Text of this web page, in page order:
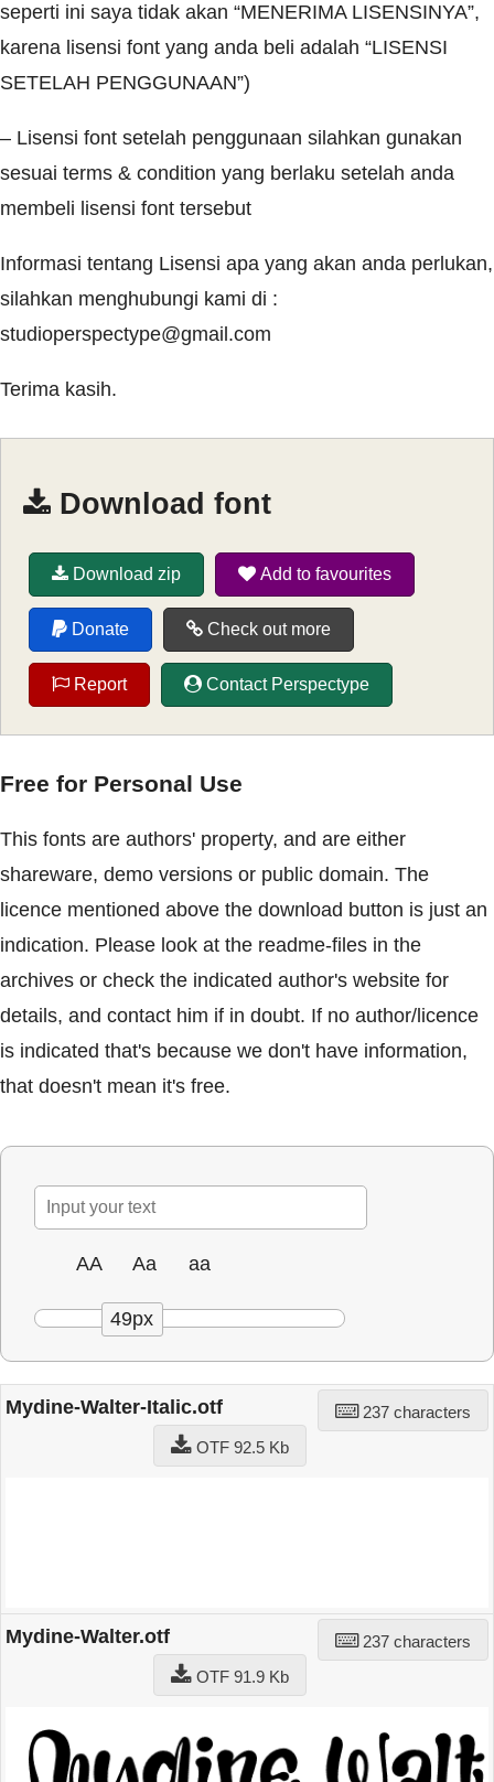
seperti ini saya tidak akan “MENERIMA LISENSINYA”,
karena lisensi font yang anda beli adalah “LISENSI
SETELAH PENGGUNAAN”)
– Lisensi font setelah penggunaan silahkan gunakan
sesuai terms & condition yang berlaku setelah anda
membeli lisensi font tersebut
Informasi tentang Lisensi apa yang akan anda perlukan,
silahkan menghubungi kami di :
studioperspectype@gmail.com
Terima kasih.
Download font
Download zip Add to favourites
Donate Check out more
Report Contact Perspectype
Free for Personal Use
This fonts are authors' property, and are either
shareware, demo versions or public domain. The
licence mentioned above the download button is just an
indication. Please look at the readme-files in the
archives or check the indicated author's website for
details, and contact him if in doubt. If no author/licence
is indicated that's because we don't have information,
that doesn't mean it's free.
AA Aa aa
49px
Mydine-Walter-Italic.otf
237 characters
OTF 92.5 Kb
Mydine-Walter.otf
237 characters
OTF 91.9 Kb